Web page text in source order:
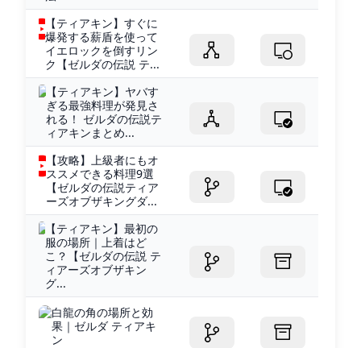
【ティアキン】すぐに
爆発する薪盾を使って
イエロックを倒すリン
ク【ゼルダの伝説 テ...
【ティアキン】ヤバす
ぎる最強料理が発見さ
れる！ ゼルダの伝説テ
ィアキンまとめ...
【攻略】上級者にもオ
ススメできる料理9選
【ゼルダの伝説ティア
ーズオブザキングダ...
【ティアキン】最初の
服の場所｜上着はど
こ？【ゼルダの伝説 テ
ィアーズオブザキン
グ...
白龍の角の場所と効
果｜ゼルダ ティアキ
ン